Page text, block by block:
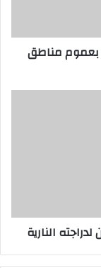
بعموم مناطق
النارية